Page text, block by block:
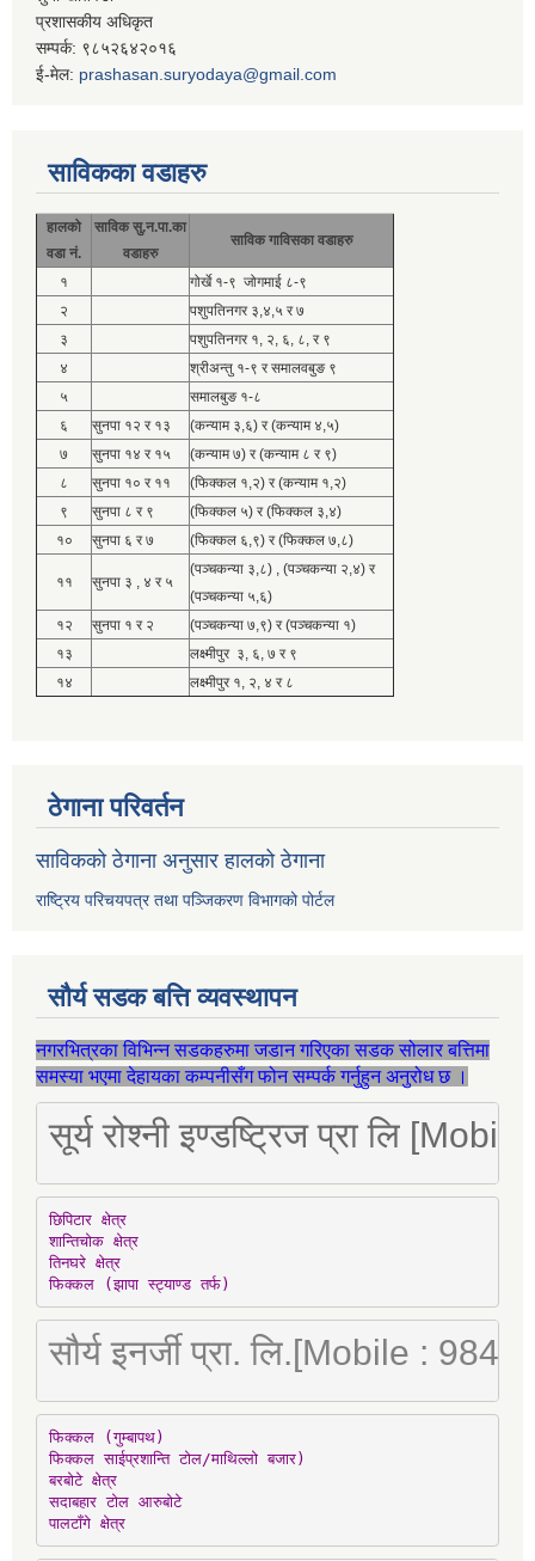
प्रशासकीय अधिकृत
सम्पर्क: ९८५२६४२०१६
ई-मेल: prashasan.suryodaya@gmail.com
साविकका वडाहरु
हालको
वडा नं.
साविक सु.न.पा.का
वडाहरु
साविक गाविसका वडाहरु
१
गोर्खे १-९ जोगमाई ८-९
२
पशुपतिनगर ३,४,५ र ७
३
पशुपतिनगर १, २, ६, ८, र ९
४
श्रीअन्तु १-९ र समालवबुङ ९
५
समालबुङ १-८
६
सुनपा १२ र १३
(कन्याम ३,६) र (कन्याम ४,५)
७
सुनपा १४ र १५
(कन्याम ७) र (कन्याम ८ र ९)
८
सुनपा १० र ११
(फिक्कल १,२) र (कन्याम १,२)
९
सुनपा ८ र ९
(फिक्कल ५) र (फिक्कल ३,४)
१०
सुनपा ६ र ७ (फिक्कल ६,९) र (फिक्कल ७,८)
११ सुनपा ३ , ४ र ५
(पञ्चकन्या ३,८) , (पञ्चकन्या २,४) र
(पञ्चकन्या ५,६)
१२
सुनपा १ र २
(पञ्चकन्या ७,९) र (पञ्चकन्या १)
१३
लक्ष्मीपुर ३, ६, ७ र ९
१४
लक्ष्मीपुर १, २, ४ र ८
ठेगाना परिवर्तन
साविकको ठेगाना अनुसार हालको ठेगाना
राष्ट्रिय परिचयपत्र तथा पञ्जिकरण विभागको पोर्टल
सौर्य सडक बत्ति व्यवस्थापन
नगरभित्रका विभिन्न सडकहरुमा जडान गरिएका सडक सोलार बत्तिमा
समस्या भएमा देहायका कम्पनीसँग फोन सम्पर्क गर्नुहुन अनुरोध छ ।
सूर्य रोश्नी इण्डष्ट्रिज प्रा लि
छिपिटार क्षेत्र
शान्तिचोक क्षेत्र
तिनघरे क्षेत्र
फिक्कल (झापा स्ट्याण्ड तर्फ)
सौर्य इनर्जी प्रा. लि.[Mobile :
फिक्कल (गुम्बापथ)
फिक्कल साईप्रशान्ति टोल/माथिल्लो बजार)
बरबोटे क्षेत्र
सदाबहार टोल आरुबोटे
पालटाँगे क्षेत्र